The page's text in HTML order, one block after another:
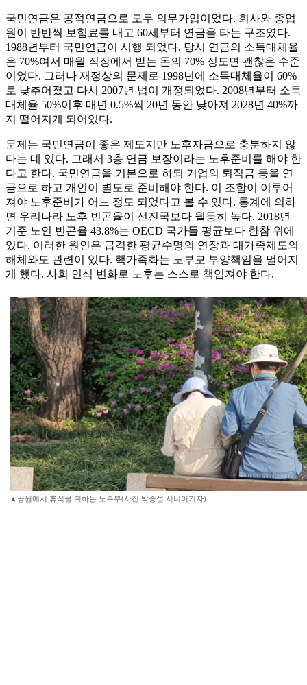
국민연금은 공적연금으로 모두 의무가입이었다. 회사와 종업
원이 반반씩 보험료를 내고 60세부터 연금을 타는 구조였다.
1988년부터 국민연금이 시행 되었다. 당시 연금의 소득대체율
은 70%여서 매월 직장에서 받는 돈의 70% 정도면 괜찮은 수준
이었다. 그러나 재정상의 문제로 1998년에 소득대체율이 60%
로 낮추어졌고 다시 2007년 법이 개정되었다. 2008년부터 소득
대체율 50%이후 매년 0.5%씩 20년 동안 낮아져 2028년 40%까
지 떨어지게 되어있다.
문제는 국민연금이 좋은 제도지만 노후자금으로 충분하지 않
다는 데 있다. 그래서 3층 연금 보장이라는 노후준비를 해야 한
다고 한다. 국민연금을 기본으로 하되 기업의 퇴직금 등을 연
금으로 하고 개인이 별도로 준비해야 한다. 이 조합이 이루어
져야 노후준비가 어느 정도 되었다고 볼 수 있다. 통계에 의하
면 우리나라 노후 빈곤율이 선진국보다 월등히 높다. 2018년
기준 노인 빈곤율 43.8%는 OECD 국가들 평균보다 한참 위에
있다. 이러한 원인은 급격한 평균수명의 연장과 대가족제도의
해체와도 관련이 있다. 핵가족화는 노부모 부양책임을 멀어지
게 했다. 사회 인식 변화로 노후는 스스로 책임져야 한다.
▲공원에서 휴식을 취하는 노부부(사진 박종섭 시니어기자)